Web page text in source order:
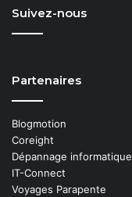
Suivez-nous
Partenaires
Blogmotion
Coreight
Dépannage informatique
IT-Connect
Voyages Parapente